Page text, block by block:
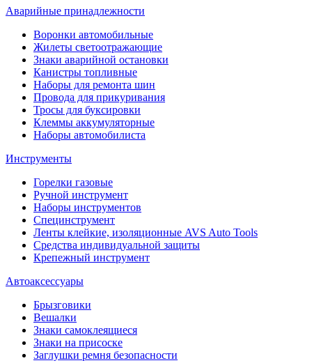
Аварийные принадлежности
Воронки автомобильные
Жилеты светоотражающие
Знаки аварийной остановки
Канистры топливные
Наборы для ремонта шин
Провода для прикуривания
Тросы для буксировки
Клеммы аккумуляторные
Наборы автомобилиста
Инструменты
Горелки газовые
Ручной инструмент
Наборы инструментов
Специнструмент
Ленты клейкие, изоляционные AVS Auto Tools
Средства индивидуальной защиты
Крепежный инструмент
Автоаксессуары
Брызговики
Вешалки
Знаки самоклеящиеся
Знаки на присоске
Заглушки ремня безопасности